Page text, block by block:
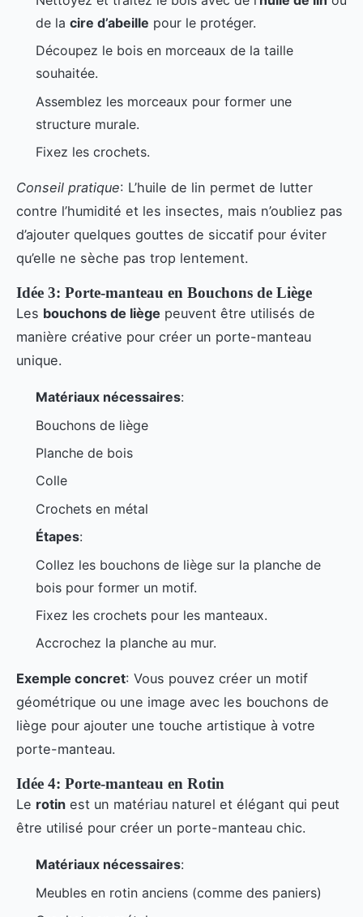
de la cire d’abeille pour le protéger.
Découpez le bois en morceaux de la taille
souhaitée.
Assemblez les morceaux pour former une
structure murale.
Fixez les crochets.
Conseil pratique: L’huile de lin permet de lutter
contre l’humidité et les insectes, mais n’oubliez pas
d’ajouter quelques gouttes de siccatif pour éviter
qu’elle ne sèche pas trop lentement.
Idée 3: Porte-manteau en Bouchons de Liège
Les bouchons de liège peuvent être utilisés de
manière créative pour créer un porte-manteau
unique.
Matériaux nécessaires:
Bouchons de liège
Planche de bois
Colle
Crochets en métal
Étapes:
Collez les bouchons de liège sur la planche de
bois pour former un motif.
Fixez les crochets pour les manteaux.
Accrochez la planche au mur.
Exemple concret: Vous pouvez créer un motif
géométrique ou une image avec les bouchons de
liège pour ajouter une touche artistique à votre
porte-manteau.
Idée 4: Porte-manteau en Rotin
Le rotin est un matériau naturel et élégant qui peut
être utilisé pour créer un porte-manteau chic.
Matériaux nécessaires:
Meubles en rotin anciens (comme des paniers)